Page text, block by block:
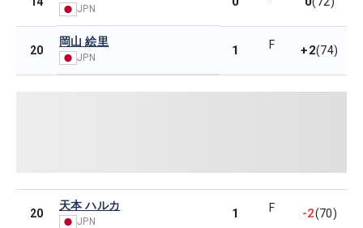
JPN
20
岡山 絵里
JPN 1 F +2(74)
20
天本 ハルカ
JPN
1 F -2(70)